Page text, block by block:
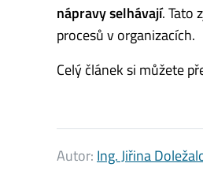
nápravy selhávají. Tato
procesů v organizacích.
Celý článek si můžete
Autor: Ing. Jiřina